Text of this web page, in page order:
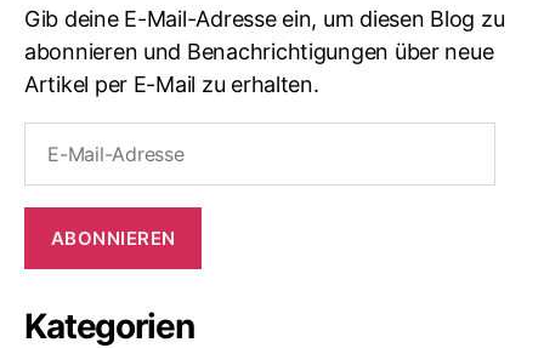
Gib deine E-Mail-Adresse ein, um diesen Blog zu
abonnieren und Benachrichtigungen über neue
Artikel per E-Mail zu erhalten.
Mail-
ABONNIEREN
Kategorien